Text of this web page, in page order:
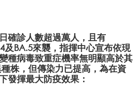
確診人數超過萬人，且有
BA.5來襲，指揮中心宣布依現
種病毒致重症機率無明顯高於其
株，但傳染力已提高，為在資
發揮最大防疫效果：